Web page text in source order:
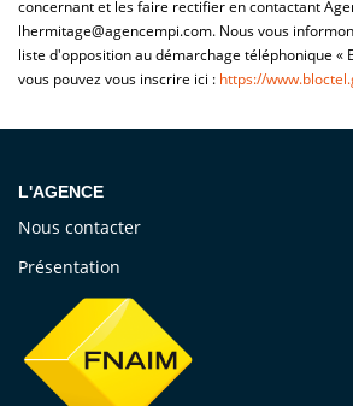
concernant et les faire rectifier en contactant
lhermitage@agencempi.com. Nous vous
liste d'opposition au démarchage téléphonique «
vous pouvez vous inscrire ici : https://
L'AGENCE
Nous contacter
Présentation